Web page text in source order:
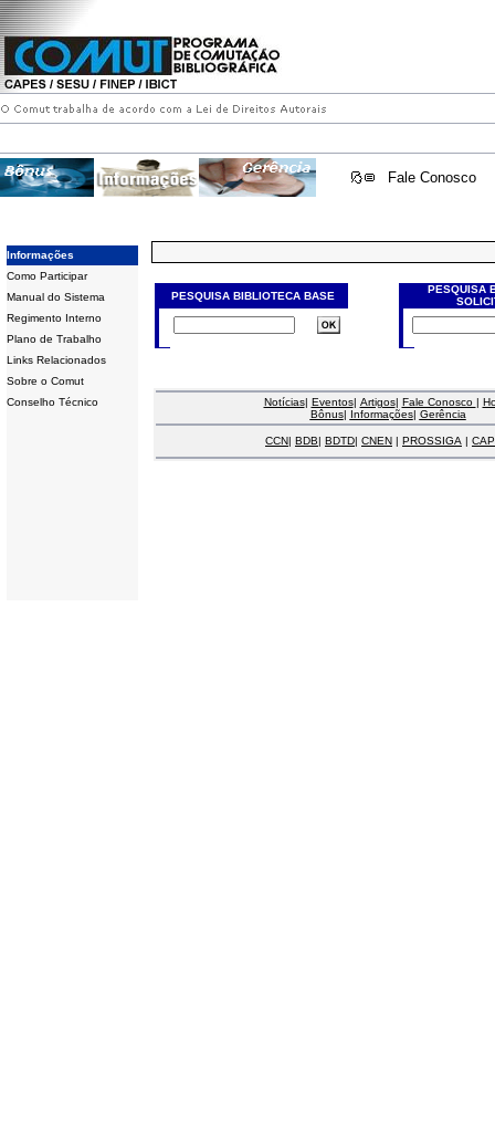
Fale Conosco
Informações
Como Participar
Manual do Sistema
Regimento Interno
Plano de Trabalho
Links Relacionados
Sobre o Comut
Conselho Técnico
PESQUISA BIBLIOTECA BASE
PESQUISA
Notícias| Eventos| Artigos| Fale Conosco |
Bônus| Informações| Gerência
CCN| BDB| BDTD| CNEN | PROSSIGA |